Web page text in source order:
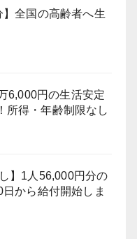
】全国の高齢者へ生
6,000円の生活安定
所得・年齢制限なし
】1人56,000円分の
から給付開始しま